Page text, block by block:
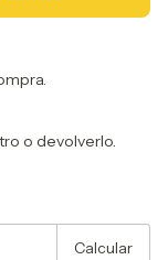
o devolverlo.
Calcular